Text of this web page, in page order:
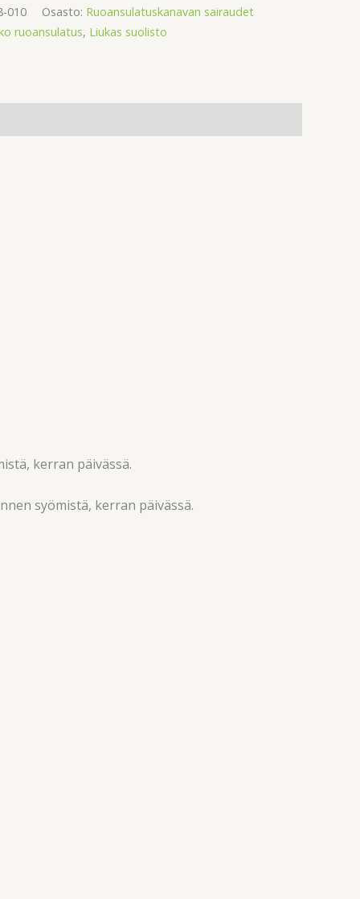
010 Osasto: Ruoansulatuskanavan sairaudet
ruoansulatus, Liukas suolisto
kerran päivässä.
syömistä, kerran päivässä.